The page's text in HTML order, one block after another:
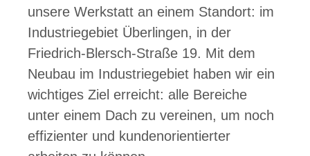
unsere Werkstatt an einem Standort: im
Industriegebiet Überlingen, in der
Friedrich-Blersch-Straße 19. Mit dem
Neubau im Industriegebiet haben wir ein
wichtiges Ziel erreicht: alle Bereiche
unter einem Dach zu vereinen, um noch
effizienter und kundenorientierter